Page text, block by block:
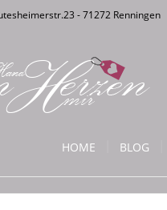
- 71272 Renningen
HOME BLOG